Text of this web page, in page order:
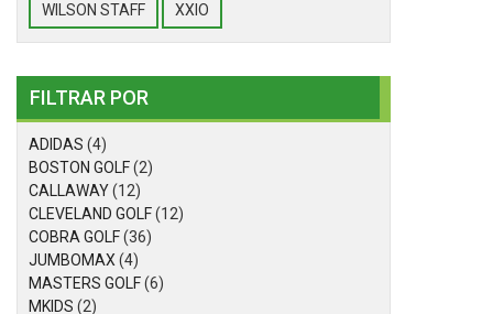
WILSON STAFF XXIO
FILTRAR POR
ADIDAS (4)
BOSTON GOLF(2)
CALLAWAY(12)
CLEVELAND GOLF(12)
COBRA GOLF(36)
JUMBOMAX (4)
MASTERS GOLF(6)
MKIDS (2)